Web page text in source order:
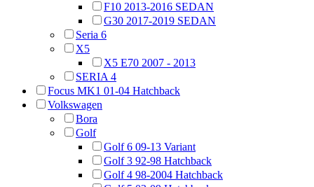
F10 2013-2016 SEDAN
G30 2017-2019 SEDAN
Seria 6
X5
X5 E70 2007 - 2013
SERIA 4
Focus MK1 01-04 Hatchback
Volkswagen
Bora
Golf
Golf 6 09-13 Variant
Golf 3 92-98 Hatchback
Golf 4 98-2004 Hatchback